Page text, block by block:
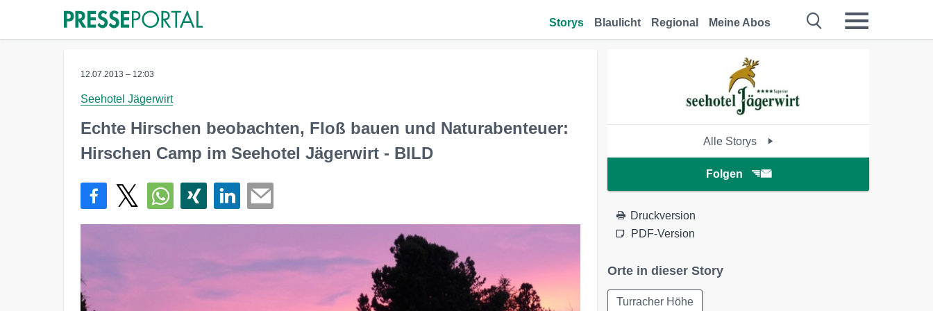
Storys Blaulicht Regional Meine Abos
12.07.2013 – 12:03
Seehotel Jägerwirt
Echte Hirschen beobachten, Floß bauen und Naturabenteuer:
Hirschen Camp im Seehotel Jägerwirt - BILD
Alle Storys
Folgen
Druckversion
PDF-Version
Orte in dieser Story
Turracher Höhe